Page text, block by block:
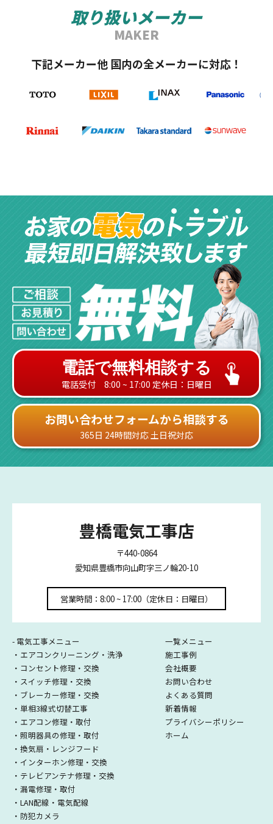
取り扱いメーカー
MAKER
下記メーカー他 国内の全メーカーに対応！
電話で無料相談する
電話受付 8:00 ~ 17:00 定休日：日曜日
お問い合わせフォームから相談する
365日 24時間対応 土日祝対応
豊橋電気工事店
〒440-0864
愛知県豊橋市向山町字三ノ輪20-10
営業時間：8:00 ~ 17:00（定休日：日曜日）
- 電気工事メニュー
・エアコンクリーニング・洗浄
・コンセント修理・交換
・スイッチ修理・交換
・ブレーカー修理・交換
・単相3線式切替工事
・エアコン修理・取付
・照明器具の修理・取付
・換気扇・レンジフード
・インターホン修理・交換
・テレビアンテナ修理・交換
・漏電修理・取付
・LAN配線・電気配線
・防犯カメラ
一覧メニュー
施工事例
会社概要
お問い合わせ
よくある質問
新着情報
プライバシーポリシー
ホーム